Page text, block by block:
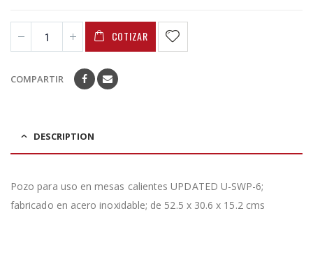
COTIZAR
COMPARTIR
DESCRIPTION
Pozo para uso en mesas calientes UPDATED U-SWP-6;
fabricado en acero inoxidable; de 52.5 x 30.6 x 15.2 cms